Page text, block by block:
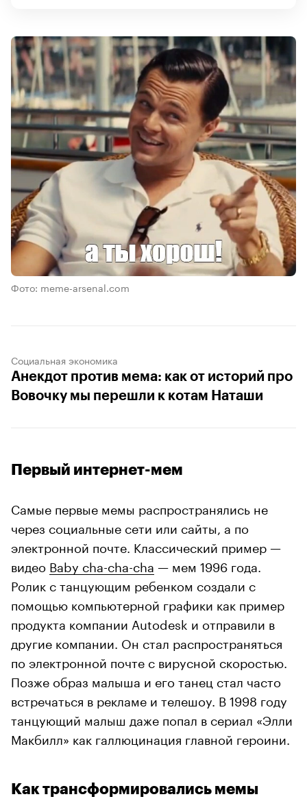
Фото: meme-arsenal.com
Социальная экономика
Анекдот против мема: как от историй про
Вовочку мы перешли к котам Наташи
Первый интернет-мем
Самые первые мемы распространялись не
через социальные сети или сайты, а по
электронной почте. Классический пример —
видео Baby cha-cha-cha — мем 1996 года.
Ролик с танцующим ребенком создали с
помощью компьютерной графики как пример
продукта компании Autodesk и отправили в
другие компании. Он стал распространяться
по электронной почте с вирусной скоростью.
Позже образ малыша и его танец стал часто
встречаться в рекламе и телешоу. В 1998 году
танцующий малыш даже попал в сериал «Элли
Макбилл» как галлюцинация главной героини.
Как трансформировались мемы